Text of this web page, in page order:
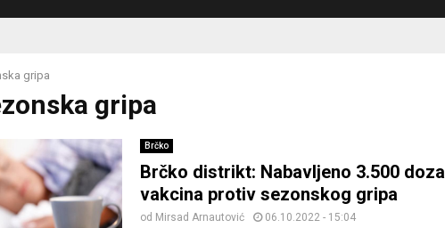
gripa
gripa
Brčko
Brčko distrikt: Nabavljeno 3.500 doza
vakcina protiv sezonskog gripa
od Mirsad Arnautović 06.10.2022 - 15:04